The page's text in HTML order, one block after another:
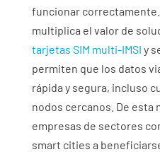
funcionar
multiplica el valor de
tarjetas SIM multi-IMSI y
permiten que los datos
rápida y segura, incluso
nodos cercanos. De esta
empresas de sectores
smart cities a